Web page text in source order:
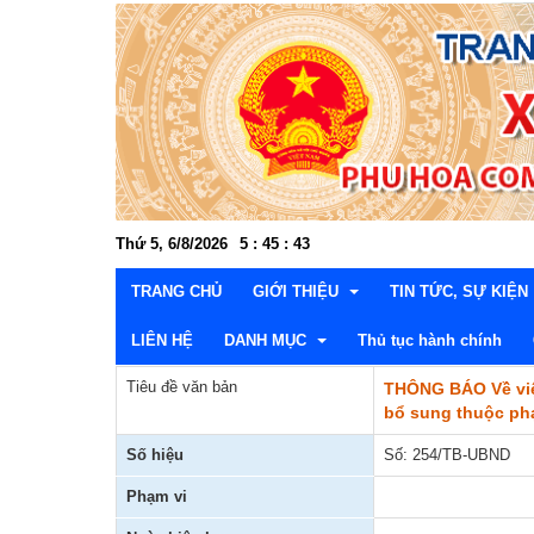
Thứ 5, 6/8/2026 5 : 45 : 44
TRANG CHỦ GIỚI THIỆU
Đảng ủy
Văn
Hội đồng nhân dân
Lễ hội và di tích lịch sử
TIN TỨC, SỰ KIỆN
Văn hóa xã hội -
Kinh tế - Nông
LIÊN HỆ DANH MỤC
Lấy ý kiến dự thảo văn bản
Thủ tục hành chính
Tiêu đề văn bản
THÔNG BÁO Về
bổ sung thuộc
Số hiệu Số: 254/TB-UBND
Phạm vi